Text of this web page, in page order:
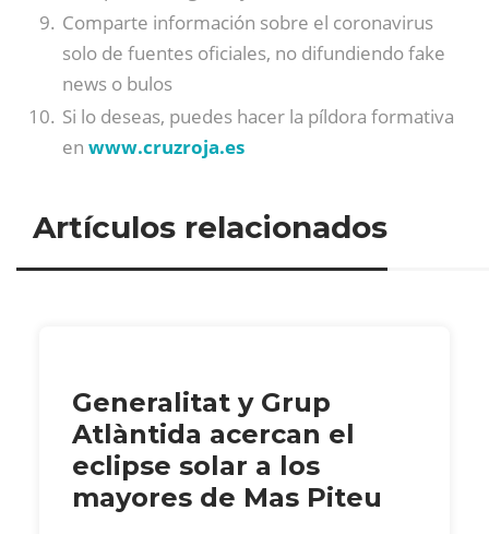
Comparte información sobre el coronavirus
solo de fuentes oficiales, no difundiendo fake
news o bulos
Si lo deseas, puedes hacer la píldora formativa
en www.cruzroja.es
Artículos relacionados
Generalitat y Grup
Atlàntida acercan el
eclipse solar a los
mayores de Mas Piteu